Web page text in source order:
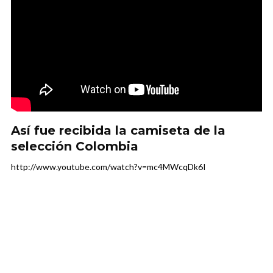
Así fue recibida la camiseta de la
selección Colombia
http://www.youtube.com/watch?v=mc4MWcqDk6I